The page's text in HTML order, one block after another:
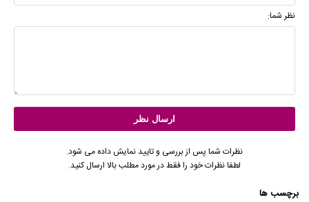
نظر شما:
نظرات شما پس از بررسی و تایید نمایش داده می شود.
لطفا نظرات خود را فقط در مورد مطلب بالا ارسال کنید.
برچسب ها